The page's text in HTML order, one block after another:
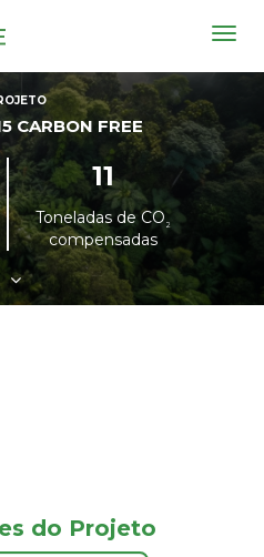
CARBON FREE
11
Toneladas de CO²
compensadas
do Projeto